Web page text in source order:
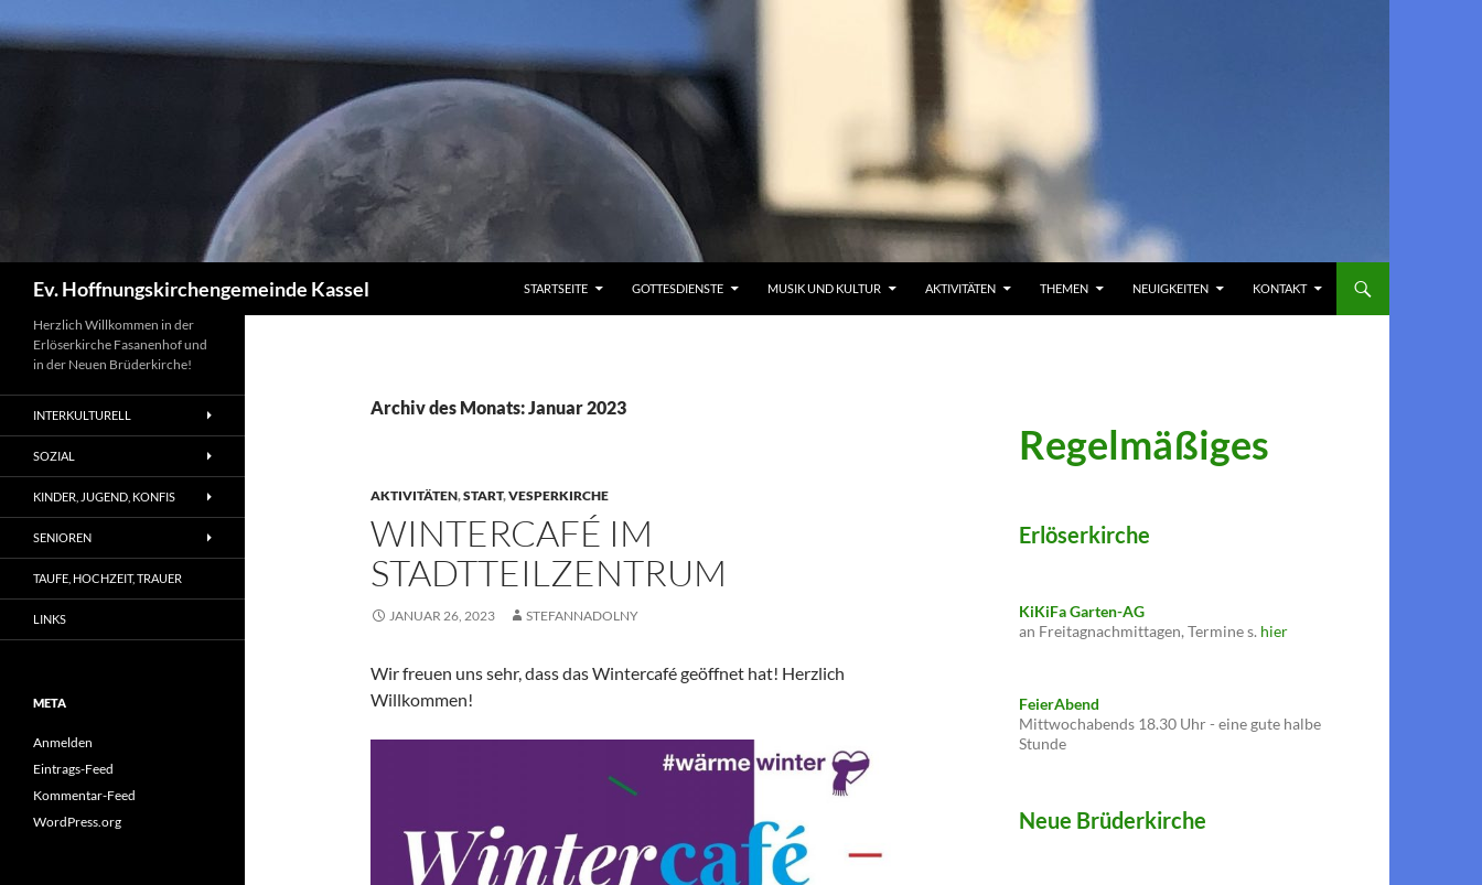
Inhalt
Ev. Hoffnungskirchengemeinde Kassel STARTSEITE GOTTESDIENSTE MUSIK UND KULTUR AKTIVITÄTEN THEMEN NEUIGKEITEN KONTAKT
Archiv des Monats: Januar 2023
AKTIVITÄTEN,START,VESPERKIRCHE
WINTERCAFÉ IM
STADTTEILZENTRUM
JANUAR 26, 2023 STEFANNADOLNY
Wir freuen uns sehr, dass das Wintercafé geöffnet hat! Herzlich
Willkommen!
Regelmäßiges
Erlöserkirche
KiKiFa Garten-AG
an Freitagnachmittagen, Termine s. hier
FeierAbend
Mittwochabends 18.30 Uhr - eine gute halbe
Stunde
Neue Brüderkirche
Herzlich Willkommen in der
Erlöserkirche Fasanenhof und
in der Neuen Brüderkirche!
INTERKULTURELL
SOZIAL
KINDER, JUGEND, KONFIS
SENIOREN
TAUFE, HOCHZEIT, TRAUER
LINKS
META
Anmelden
Eintrags-Feed
Kommentar-Feed
WordPress.org